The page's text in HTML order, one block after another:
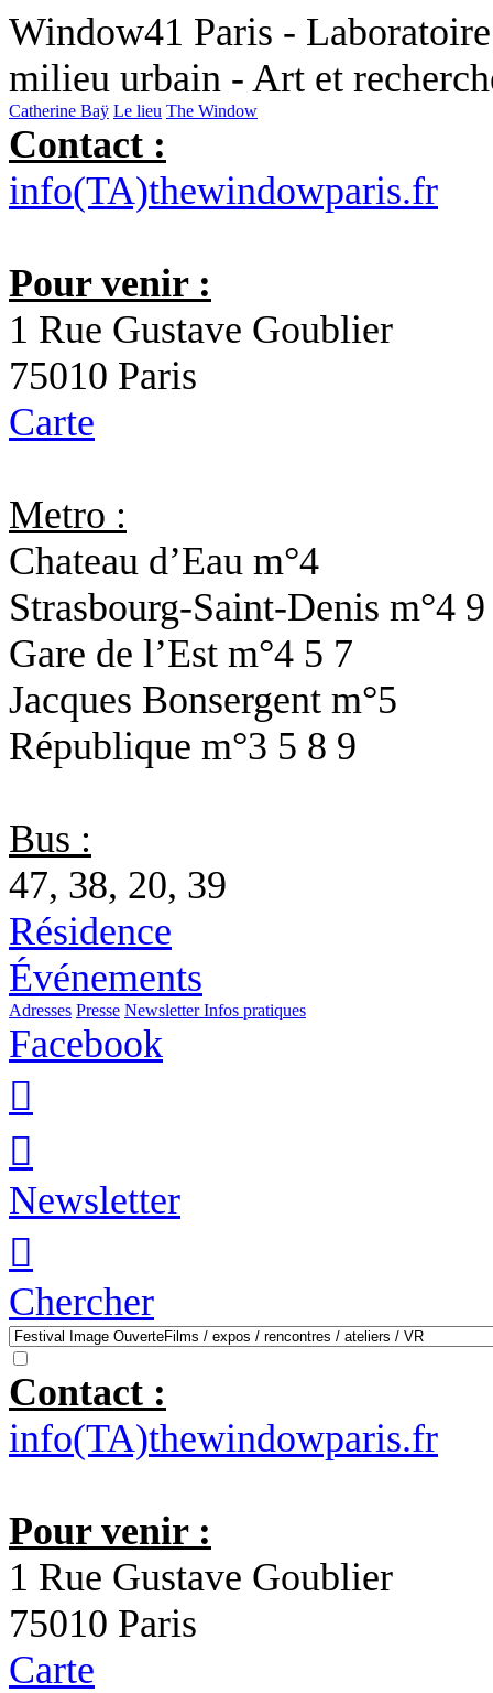
Window41 Paris -
milieu urbain - Art et
Catherine Baÿ Le lieu The Window
Contact :
info(TA)thewindowparis.fr
Pour venir :
1 Rue Gustave Goublier
75010 Paris
Carte
Metro :
Chateau d’Eau m°4
Strasbourg-Saint-Denis m°4
Gare de l’Est m°4 5 7
Jacques Bonsergent m°5
République m°3 5 8 9
Bus :
47, 38, 20, 39
Résidence
Événements
Adresses Presse NewsletterInfos pratiques
Facebook


Newsletter

Chercher
Contact :
info(TA)thewindowparis.fr
Pour venir :
1 Rue Gustave Goublier
75010 Paris
Carte